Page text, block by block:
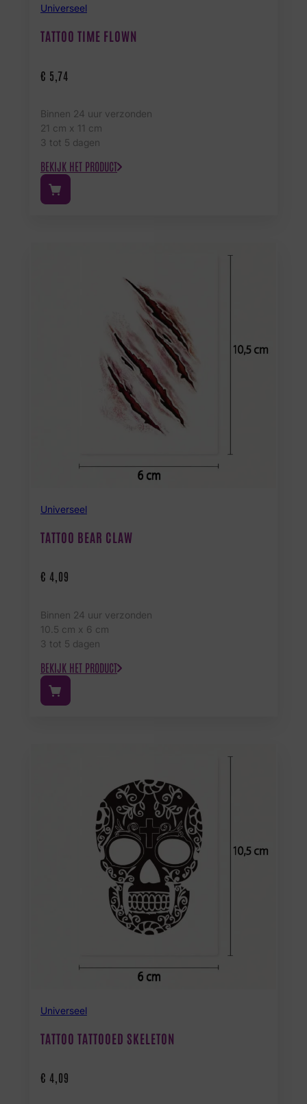
Universeel
TATTOO TIME FLOWN
€ 5,74
Binnen 24 uur verzonden
21 cm x 11 cm
3 tot 5 dagen
BEKIJK HET PRODUCT
Universeel
TATTOO BEAR CLAW
€ 4,09
Binnen 24 uur verzonden
10.5 cm x 6 cm
3 tot 5 dagen
BEKIJK HET PRODUCT
Universeel
TATTOO TATTOOED SKELETON
€ 4,09